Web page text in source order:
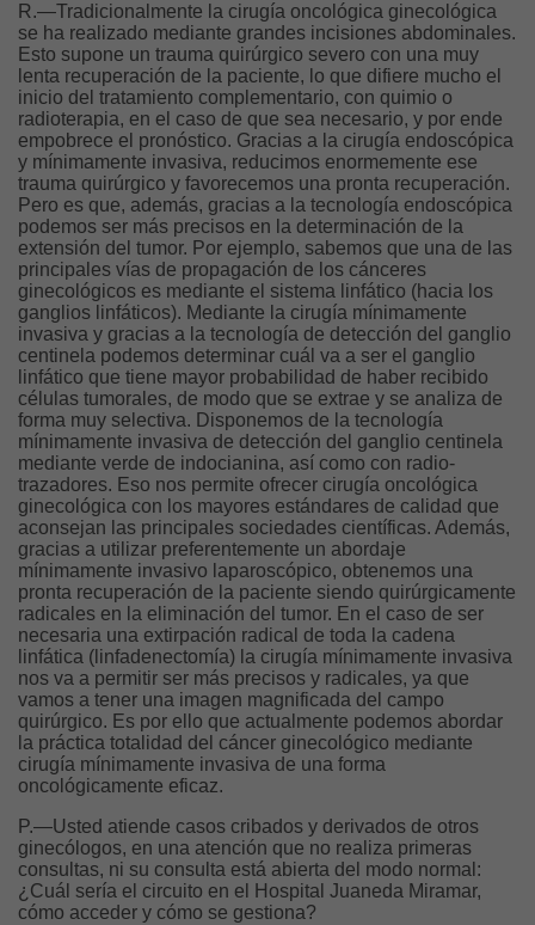
R.—Tradicionalmente la cirugía oncológica ginecológica
se ha realizado mediante grandes incisiones abdominales.
Esto supone un trauma quirúrgico severo con una muy
lenta recuperación de la paciente, lo que difiere mucho el
inicio del tratamiento complementario, con quimio o
radioterapia, en el caso de que sea necesario, y por ende
empobrece el pronóstico. Gracias a la cirugía endoscópica
y mínimamente invasiva, reducimos enormemente ese
trauma quirúrgico y favorecemos una pronta recuperación.
Pero es que, además, gracias a la tecnología endoscópica
podemos ser más precisos en la determinación de la
extensión del tumor. Por ejemplo, sabemos que una de las
principales vías de propagación de los cánceres
ginecológicos es mediante el sistema linfático (hacia los
ganglios linfáticos). Mediante la cirugía mínimamente
invasiva y gracias a la tecnología de detección del ganglio
centinela podemos determinar cuál va a ser el ganglio
linfático que tiene mayor probabilidad de haber recibido
células tumorales, de modo que se extrae y se analiza de
forma muy selectiva. Disponemos de la tecnología
mínimamente invasiva de detección del ganglio centinela
mediante verde de indocianina, así como con radio-
trazadores. Eso nos permite ofrecer cirugía oncológica
ginecológica con los mayores estándares de calidad que
aconsejan las principales sociedades científicas. Además,
gracias a utilizar preferentemente un abordaje
mínimamente invasivo laparoscópico, obtenemos una
pronta recuperación de la paciente siendo quirúrgicamente
radicales en la eliminación del tumor. En el caso de ser
necesaria una extirpación radical de toda la cadena
linfática (linfadenectomía) la cirugía mínimamente invasiva
nos va a permitir ser más precisos y radicales, ya que
vamos a tener una imagen magnificada del campo
quirúrgico. Es por ello que actualmente podemos abordar
la práctica totalidad del cáncer ginecológico mediante
cirugía mínimamente invasiva de una forma
oncológicamente eficaz.
P.—Usted atiende casos cribados y derivados de otros
ginecólogos, en una atención que no realiza primeras
consultas, ni su consulta está abierta del modo normal:
¿Cuál sería el circuito en el Hospital Juaneda Miramar,
cómo acceder y cómo se gestiona?